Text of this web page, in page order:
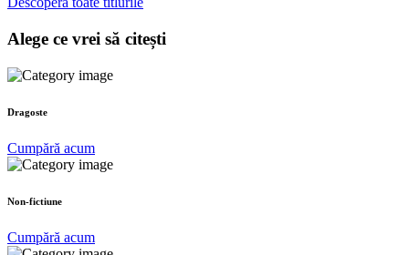
Alege ce vrei să citești
Dragoste
Cumpără acum
Non-fictiune
Cumpără acum